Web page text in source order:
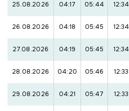
25.08.2026 04:17 05:44 12:34
26.08.2026 04:18 05:45 12:34
27.08.2026 04:19 05:45 12:34
28.08.2026 04:20 05:46 12:33
29.08.2026 04:21 05:47 12:33